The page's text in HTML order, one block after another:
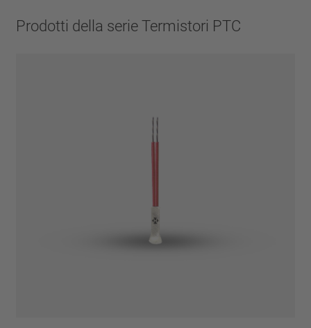
Prodotti della serie Termistori PTC